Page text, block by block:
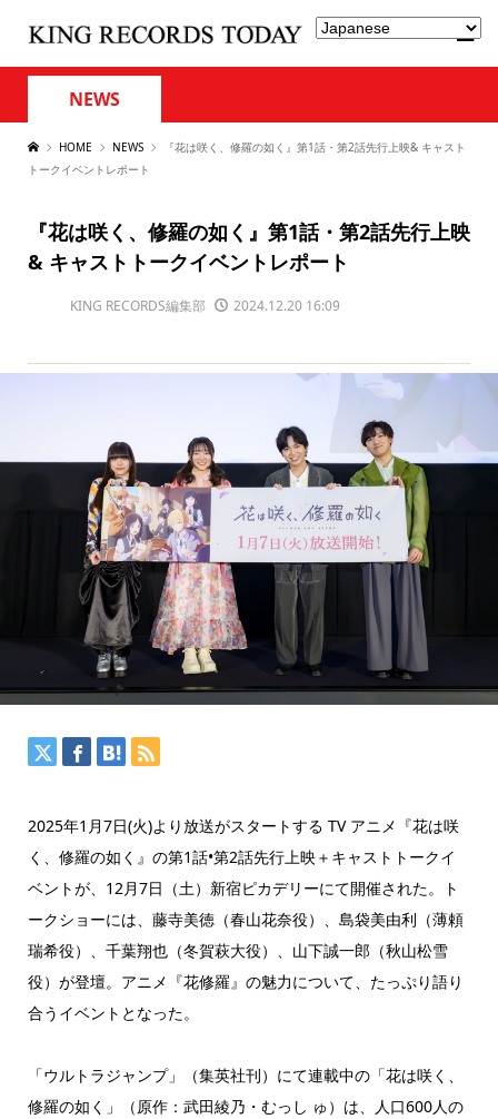
NEWS
HOME NEWS
『花は咲く、修羅の如く』第1話・第2話先行上映& キャスト
トークイベントレポート
『花は咲く、修羅の如く』第1話・第2話先行上映
& キャストトークイベントレポート
KING RECORDS編集部 2024.12.20 16:09
2025年1月7日(火)より放送がスタートする TV アニメ『花は咲
く、修羅の如く』の第1話•第2話先行上映＋キャストトークイ
ベントが、12月7日（土）新宿ピカデリーにて開催された。ト
ークショーには、藤寺美徳（春山花奈役）、島袋美由利（薄頼
瑞希役）、千葉翔也（冬賀萩大役）、山下誠一郎（秋山松雪
役）が登壇。アニメ『花修羅』の魅力について、たっぷり語り
合うイベントとなった。
「ウルトラジャンプ」（集英社刊）にて連載中の「花は咲く、
修羅の如く」（原作：武田綾乃・むっし ゅ）は、人口600人の